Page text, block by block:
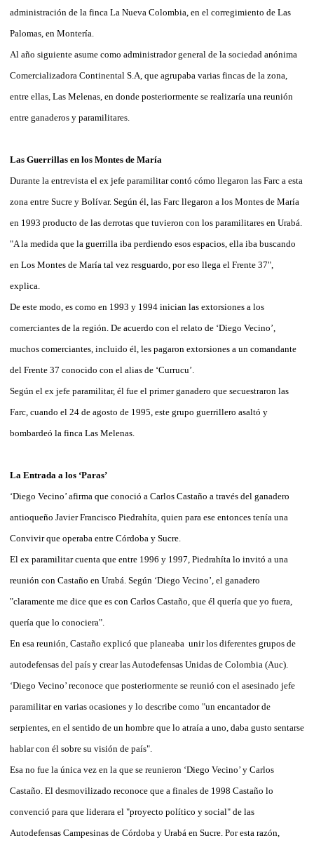
administración de la finca La Nueva Colombia, en el corregimiento de Las
Palomas, en Montería.
Al año siguiente asume como administrador general de la sociedad anónima
Comercializadora Continental S.A, que agrupaba varias fincas de la zona,
entre ellas, Las Melenas, en donde posteriormente se realizaría una reunión
entre ganaderos y paramilitares.
Las Guerrillas en los Montes de María
Durante la entrevista el ex jefe paramilitar contó cómo llegaron las Farc a esta
zona entre Sucre y Bolívar. Según él, las Farc llegaron a los Montes de María
en 1993 producto de las derrotas que tuvieron con los paramilitares en Urabá.
"A la medida que la guerrilla iba perdiendo esos espacios, ella iba buscando
en Los Montes de María tal vez resguardo, por eso llega el Frente 37",
explica.
De este modo, es como en 1993 y 1994 inician las extorsiones a los
comerciantes de la región. De acuerdo con el relato de ‘Diego Vecino’,
muchos comerciantes, incluido él, les pagaron extorsiones a un comandante
del Frente 37 conocido con el alias de ‘Currucu’.
Según el ex jefe paramilitar, él fue el primer ganadero que secuestraron las
Farc, cuando el 24 de agosto de 1995, este grupo guerrillero asaltó y
bombardeó la finca Las Melenas.
La Entrada a los ‘Paras’
‘Diego Vecino’ afirma que conoció a Carlos Castaño a través del ganadero
antioqueño Javier Francisco Piedrahíta, quien para ese entonces tenía una
Convivir que operaba entre Córdoba y Sucre.
El ex paramilitar cuenta que entre 1996 y 1997, Piedrahíta lo invitó a una
reunión con Castaño en Urabá. Según ‘Diego Vecino’, el ganadero
"claramente me dice que es con Carlos Castaño, que él quería que yo fuera,
quería que lo conociera".
En esa reunión, Castaño explicó que planeaba unir los diferentes grupos de
autodefensas del país y crear las Autodefensas Unidas de Colombia (Auc).
‘Diego Vecino’ reconoce que posteriormente se reunió con el asesinado jefe
paramilitar en varias ocasiones y lo describe como "un encantador de
serpientes, en el sentido de un hombre que lo atraía a uno, daba gusto sentarse
hablar con él sobre su visión de país".
Esa no fue la única vez en la que se reunieron ‘Diego Vecino’ y Carlos
Castaño. El desmovilizado reconoce que a finales de 1998 Castaño lo
convenció para que liderara el "proyecto político y social" de las
Autodefensas Campesinas de Córdoba y Urabá en Sucre. Por esta razón,